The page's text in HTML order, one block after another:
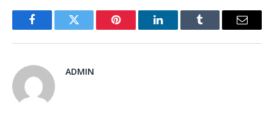
FacebookTwitter Pinterest LinkedInTumblr Email
ADMIN